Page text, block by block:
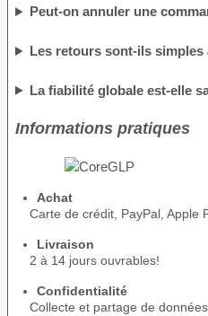
Peut-on annuler une
Les retours sont-ils simples
La fiabilité globale est-elle
Informations pratiques
Achat
Carte de crédit, PayPal, Apple
Livraison
2 à 14 jours ouvrables!
Confidentialité
Collecte et partage de